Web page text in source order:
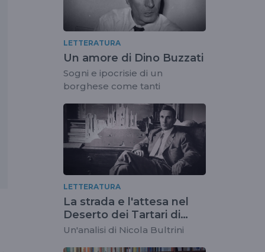
LETTERATURA
Un amore di Dino Buzzati
Sogni e ipocrisie di un
borghese come tanti
LETTERATURA
La strada e l'attesa nel
Deserto dei Tartari di
Buzzati
Un'analisi di Nicola Bultrini